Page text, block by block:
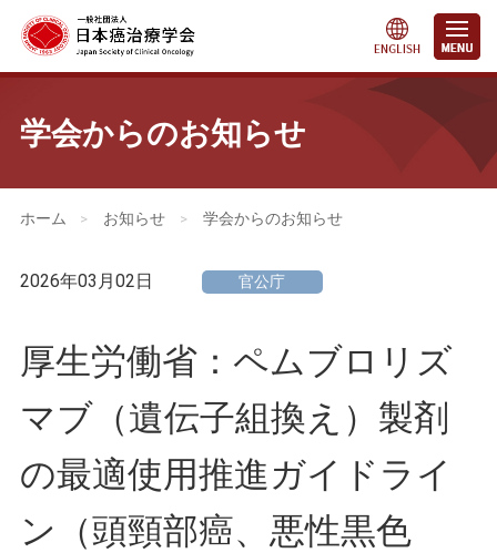
学会からのお知らせ
会員・医療関係の皆さまへ
> お知らせ > 学会からのお知らせ
2026年03月02日 官公庁
厚生労働省：ペムブロリズ
マブ（遺伝子組換え）製剤
の最適使用推進ガイドライ
ン（頭頸部癌、悪性黒色